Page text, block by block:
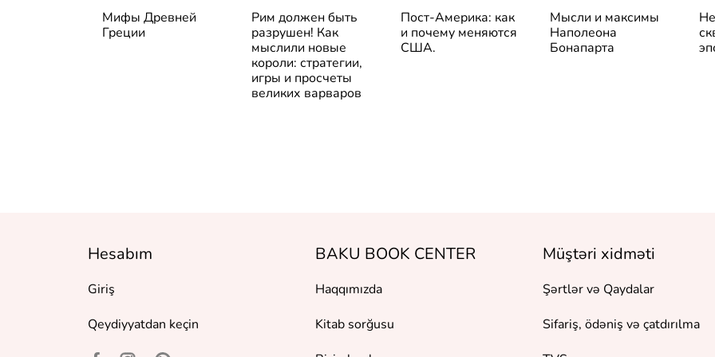
Мифы Древней
Греции
Рим должен быть
разрушен! Как
мыслили новые
короли: стратегии,
игры и просчеты
великих варваров
Пост-Америка: как
и почему меняются
США.
Мысли и максимы
Наполеона
Бонапарта
Hesabım
Giriş
Qeydiyyatdan keçin
BAKU BOOK CENTER
Haqqımızda
Kitab sorğusu
Müştəri xidməti
Şərtlər və Qaydalar
Sifariş, ödəniş və çatdırılma